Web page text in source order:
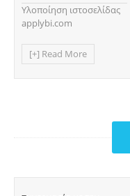
Υλοποίηση ιστοσελίδας
applybi.com
[+] Read More